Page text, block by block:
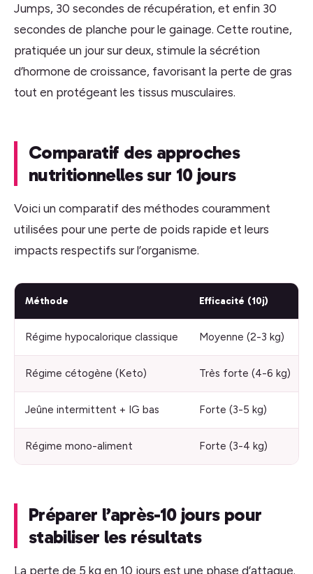
Jumps, 30 secondes de récupération, et enfin 30
secondes de planche pour le gainage. Cette routine,
pratiquée un jour sur deux, stimule la sécrétion
d’hormone de croissance, favorisant la perte de gras
tout en protégeant les tissus musculaires.
Comparatif des approches
nutritionnelles sur 10 jours
Voici un comparatif des méthodes couramment
utilisées pour une perte de poids rapide et leurs
impacts respectifs sur l’organisme.
Méthode Efficacité (10j)
Régime hypocalorique classique Moyenne (2-3 kg)
Régime cétogène (Keto) Très forte (4-6 kg)
Jeûne intermittent + IG bas Forte (3-5 kg)
Régime mono-aliment Forte (3-4 kg)
Préparer l’après-10 jours pour
stabiliser les résultats
La perte de 5 kg en 10 jours est une phase d’attaque.